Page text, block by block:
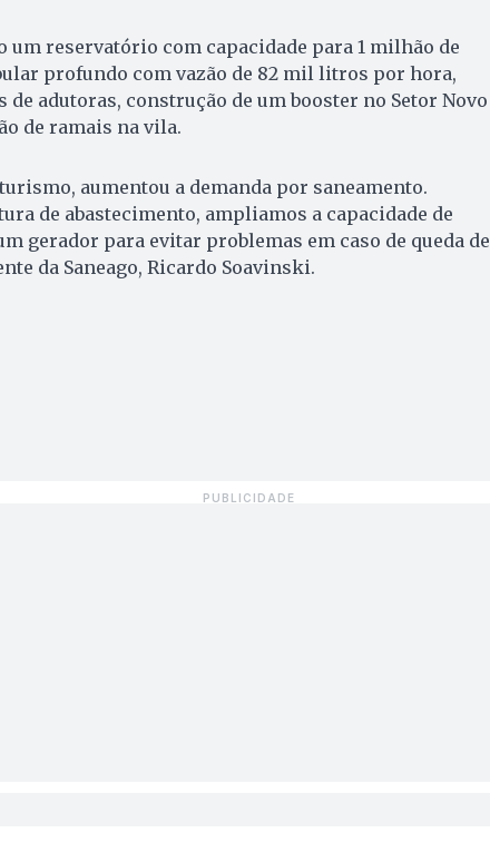
um reservatório com capacidade para 1 milhão de
profundo com vazão de 82 mil litros por hora,
de adutoras, construção de um booster no Setor Novo
de ramais na vila.
aumentou a demanda por saneamento.
de abastecimento, ampliamos a capacidade de
gerador para evitar problemas em caso de queda de
da Saneago, Ricardo Soavinski.